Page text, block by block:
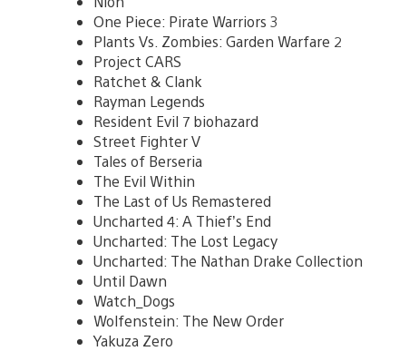
One Piece: Pirate Warriors 3
Plants Vs. Zombies: Garden Warfare 2
Project CARS
Ratchet & Clank
Rayman Legends
Resident Evil 7 biohazard
Street Fighter V
Tales of Berseria
The Evil Within
The Last of Us Remastered
Uncharted 4: A Thief’s End
Uncharted: The Lost Legacy
Uncharted: The Nathan Drake Collection
Until Dawn
Watch_Dogs
Wolfenstein: The New Order
Yakuza Zero